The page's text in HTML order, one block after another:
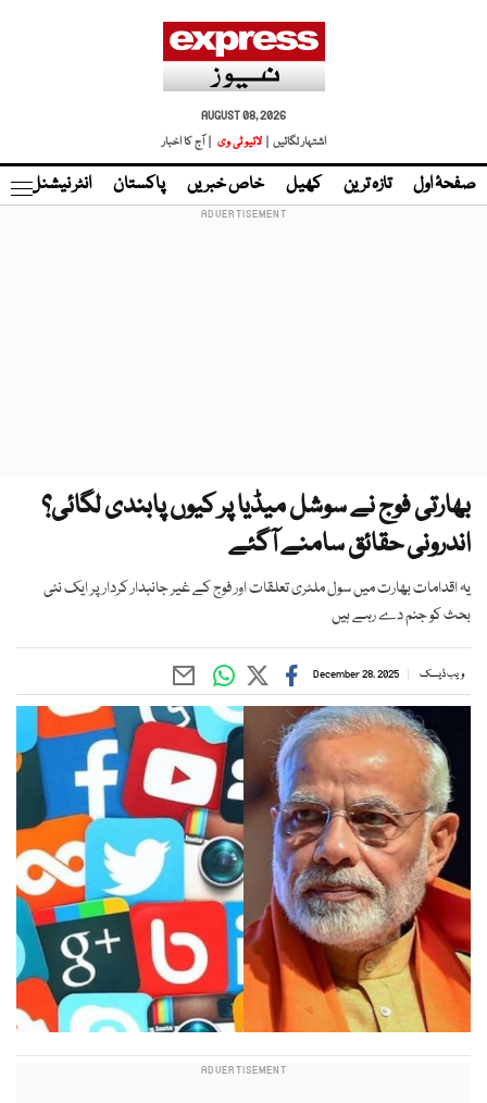
AUGUST 08, 2026
اشتہار لگائیں |
لائیو ٹی وی | آج کا اخبار
صفحۂ اول تازہ ترین کھیل خاص خبریں پاکستان انٹر نیشنل
بھارتی فوج نے سوشل میڈیا پر کیوں پابندی لگائی؟
اندرونی حقائق سامنے آگئے
یہ اقدامات بھارت میں سول ملٹری تعلقات اور فوج کے غیر جانبدار کردار پر ایک نئی
بحث کو جنم دے رہے ہیں
ویب ڈیسک December 28, 2025